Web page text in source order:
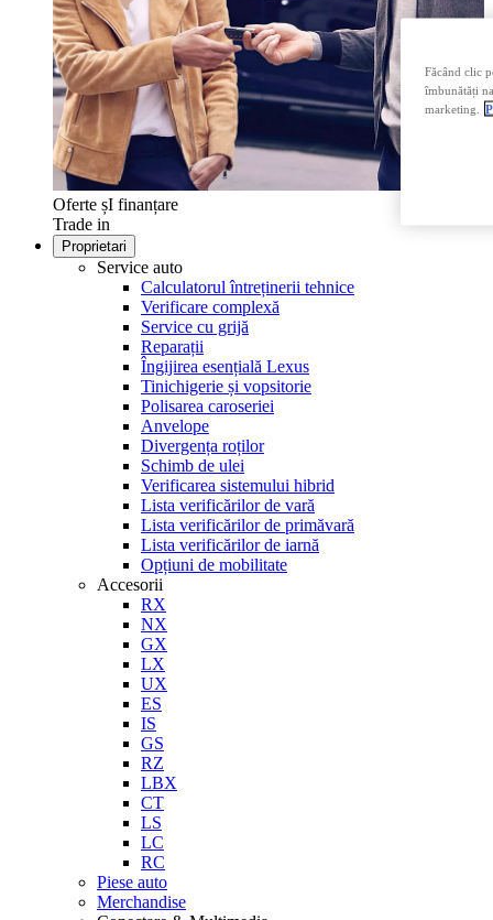
Oferte șI finanțare
Trade in
Proprietari
Service auto
Calculatorul întreținerii tehnice
Verificare complexă
Service cu grijă
Reparații
Îngijirea esențială Lexus
Tinichigerie și vopsitorie
Polisarea caroseriei
Anvelope
Divergența roților
Schimb de ulei
Verificarea sistemului hibrid
Lista verificărilor de vară
Lista verificărilor de primăvară
Lista verificărilor de iarnă
Opțiuni de mobilitate
Accesorii
RX
NX
GX
LX
UX
ES
IS
GS
RZ
LBX
CT
LS
LC
RC
Piese auto
Merchandise
Făcând clic
îmbunătăți
marketing.